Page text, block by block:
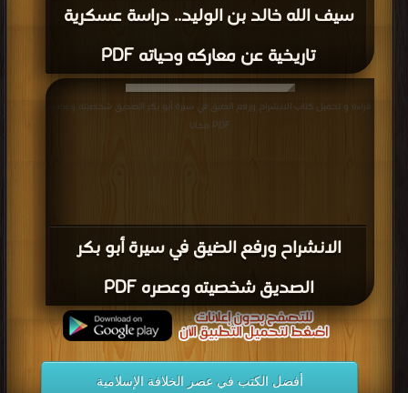
سيف الله خالد بن الوليد.. دراسة عسكرية
تاريخية عن معاركه وحياته PDF
الانشراح ورفع الضيق في سيرة أبو بكر
الصديق شخصيته وعصره PDF
قراءة و تحميل كتاب الانشراح ورفع الضيق في سيرة أبو بكر الصديق شخصيته وعصره
PDF مجانا
أفضل الكتب في عصر الخلافة الإسلامية